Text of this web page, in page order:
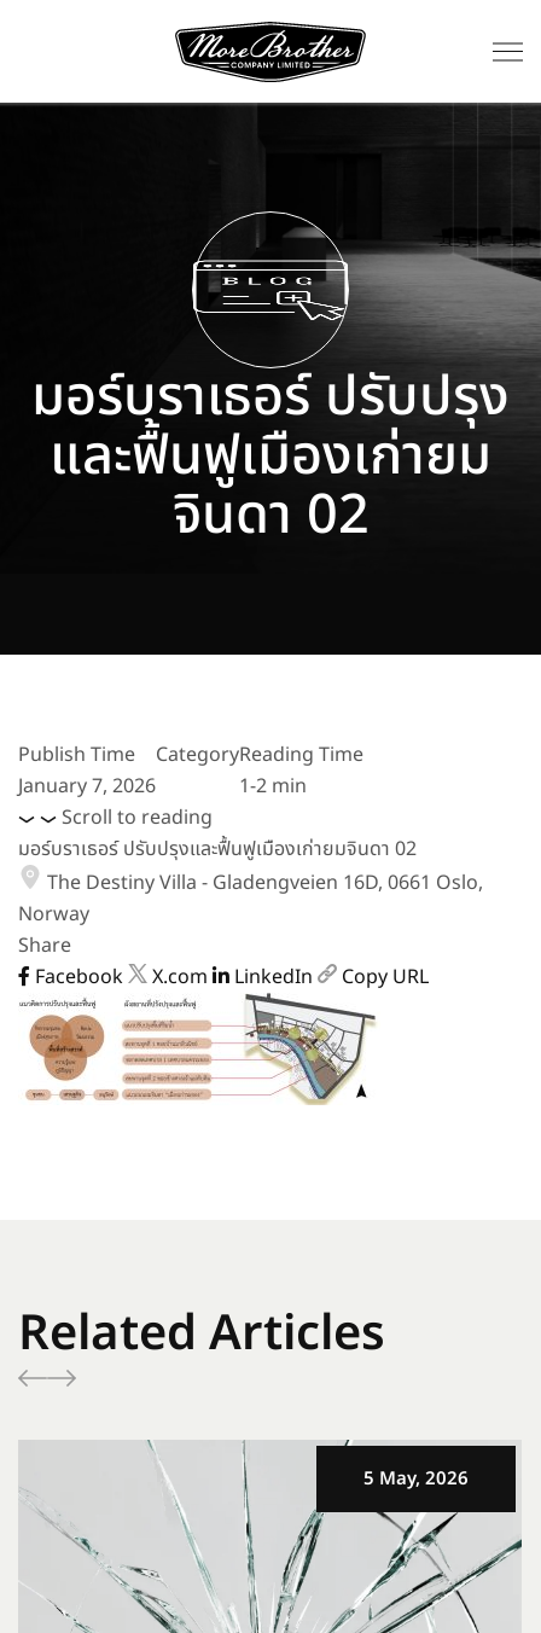
มอร์บราเธอร์ ปรับปรุง
และฟื้นฟูเมืองเก่ายม
จินดา 02
Publish Time
January 7, 2026
CategoryReading Time
1-2 min
Scroll to reading
มอร์บราเธอร์ ปรับปรุงและฟื้นฟูเมืองเก่ายมจินดา 02
The Destiny Villa - Gladengveien 16D, 0661 Oslo,
Norway
Share
Facebook
X.com LinkedIn Copy URL
Related Articles
5 May, 2026